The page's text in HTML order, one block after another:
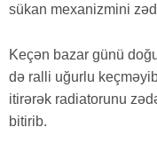
sükan mexanizmini
Keçən bazar günü
də ralli uğurlu
itirərək radiatorunu
bitirib.